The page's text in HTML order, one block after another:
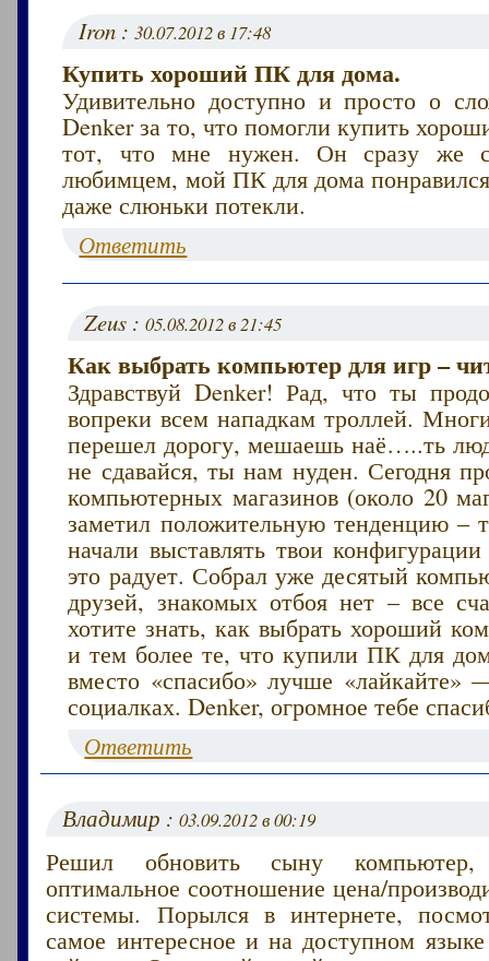
Iron :30.07.2012 в 17:48
Купить хороший ПК для дома.
Удивительно доступно и просто о
Denker за то, что помогли купить
тот, что мне нужен. Он сразу же
любимцем, мой ПК для дома
даже слюньки потекли.
Ответить
Zeus :05.08.2012 в 21:45
Как выбрать компьютер для игр –
Здравствуй Denker! Рад, что ты
вопреки всем нападкам троллей.
перешел дорогу, мешаешь наё…..ть
не сдавайся, ты нам нуден. Сегодня
компьютерных магазинов (около 20
заметил положительную тенденцию –
начали выставлять твои
это радует. Собрал уже десятый
друзей, знакомых отбоя нет – все
хотите знать, как выбрать хороший
и тем более те, что купили ПК для
вместо «спасибо» лучше «лайкайте»
социалках. Denker, огромное тебе
Ответить
Владимир :03.09.2012 в 00:19
Решил обновить сыну
оптимальное соотношение цена/
системы. Порылся в интернете,
самое интересное и на доступном